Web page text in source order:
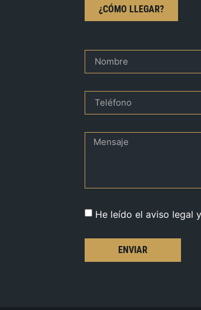
¿CÓMO LLEGAR?
He leído el aviso legal
ENVIAR